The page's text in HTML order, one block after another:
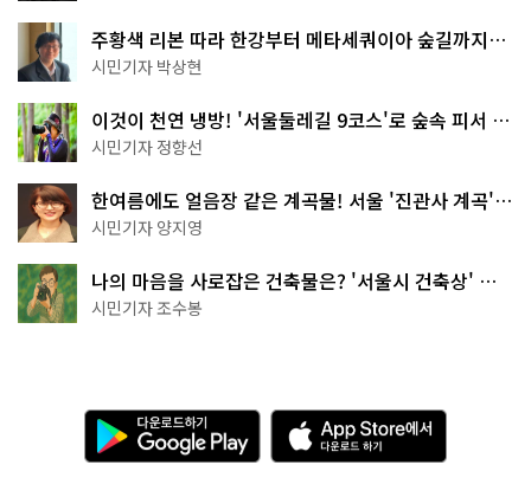
주황색 리본 따라 한강부터 메타세쿼이아 숲길까지…
서울둘레길 15코스
시민기자 박상현
이것이 천연 냉방! '서울둘레길 9코스'로 숲속 피서 떠
나볼까
시민기자 정향선
한여름에도 얼음장 같은 계곡물! 서울 '진관사 계곡'이
천국이네~
시민기자 양지영
나의 마음을 사로잡은 건축물은? '서울시 건축상' 수
상작 공개!
시민기자 조수봉
다
운
로
A
p
p